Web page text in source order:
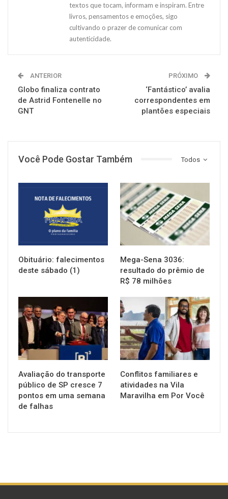
textos que tocam, informam e inspiram. Entre
livros, pensamentos e emoções, sigo
cultivando o prazer de comunicar com
autenticidade.
ANTERIOR
Globo finaliza contrato
de Astrid Fontenelle no
GNT
PRÓXIMO
‘Fantástico’ avalia
correspondentes em
plantões especiais
Todos
Você Pode Gostar Também
Obituário: falecimentos
deste sábado (1)
NOTÍCIAS
Mega-Sena 3036:
resultado do prêmio de
R$ 78 milhões
NOTÍCIAS
Avaliação do transporte
público de SP cresce 7
pontos em uma semana
de falhas
NOTÍCIAS
Conflitos familiares e
atividades na Vila
Maravilha em Por Você